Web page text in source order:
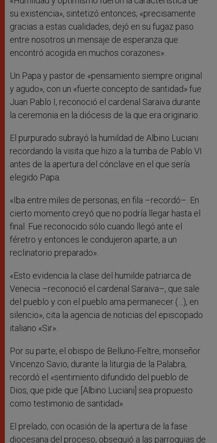
su existencia», sintetizó entonces; «precisamente
gracias a estas cualidades, dejó en su fugaz paso
entre nosotros un mensaje de esperanza que
encontró acogida en muchos corazones».
Un Papa y pastor de «pensamiento siempre original
y agudo», con un «fuerte concepto de santidad» fue
Juan Pablo I, reconoció el cardenal Saraiva durante
la ceremonia en la diócesis de la que era originario.
El purpurado subrayó la humildad de Albino Luciani
recordando la visita que hizo a la tumba de Pablo VI
antes de la apertura del cónclave en el que sería
elegido Papa.
«Iba entre miles de personas, en fila –recordó–. En
cierto momento creyó que no podría llegar hasta el
final. Fue reconocido sólo cuando llegó ante el
féretro y entonces le condujeron aparte, a un
reclinatorio preparado».
«Esto evidencia la clase del humilde patriarca de
Venecia –reconoció el cardenal Saraiva–, que sale
del pueblo y con el pueblo ama permanecer (…), en
silencio», cita la agencia de noticias del episcopado
italiano «Sir».
Por su parte, el obispo de Belluno-Feltre, monseñor
Vincenzo Savio, durante la liturgia de la Palabra,
recordó el «sentimiento difundido del pueblo de
Dios, que pide que [Albino Luciani] sea propuesto
como testimonio de santidad».
El prelado, con ocasión de la apertura de la fase
diocesana del proceso, obsequió a las parroquias de